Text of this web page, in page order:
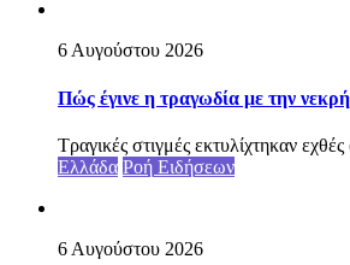
6 Αυγούστου 2026
Πώς έγινε η τραγωδία με την
Τραγικές στιγμές εκτυλίχτηκαν
Ελλάδα Ροή Ειδήσεων
6 Αυγούστου 2026